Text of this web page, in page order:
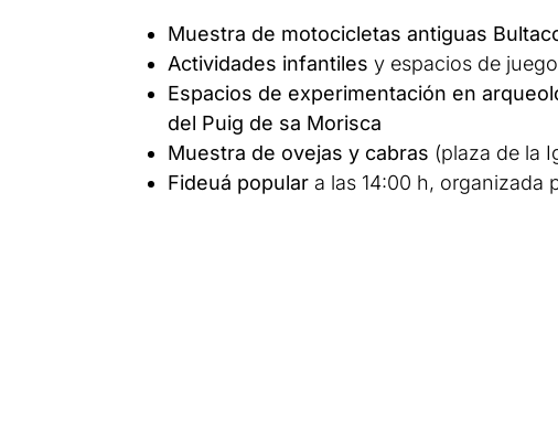
Muestra de motocicletas antiguas
Actividades infantiles y espacios de
Espacios de experimentación en
del Puig de sa Morisca
Muestra de ovejas y cabras (plaza de la
Fideuá popular a las 14:00 h, organizada